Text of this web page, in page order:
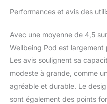
Élégance
espace et dispose
fabriquée à partir de
matériau recyclé
à la fois élégant et
l'environnement.
remplir le réservoir
Performances et avis des
Avec une moyenne de 4,5
Wellbeing Pod est
Les avis soulignent sa
modeste à grande, comme
agréable et durable. Le
sont également des points